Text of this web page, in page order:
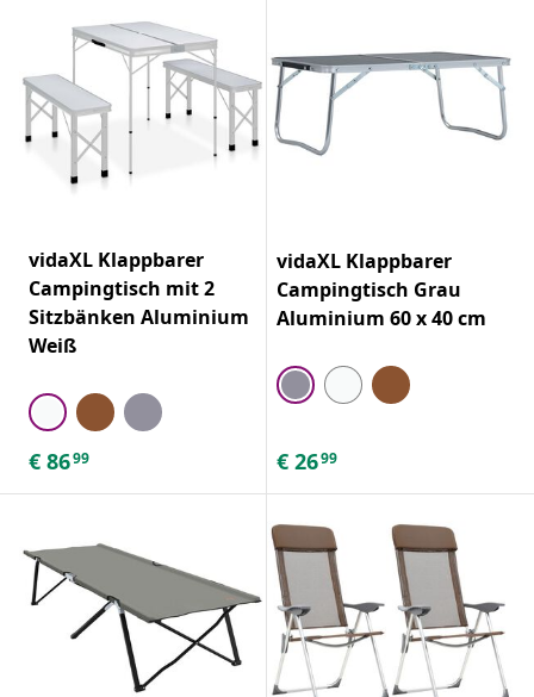
vidaXL Klappbarer
Campingtisch mit 2
Sitzbänken Aluminium
Weiß
€ 8699
vidaXL Klappbarer
Campingtisch Grau
Aluminium 60 x 40 cm
€ 2699